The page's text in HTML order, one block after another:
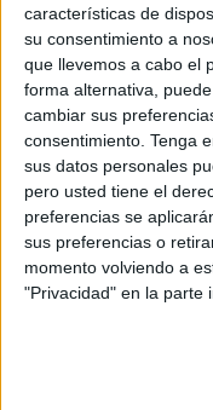
características de
su consentimiento a
que llevemos a cabo el
forma alternativa,
cambiar sus
consentimiento. Tenga
sus datos personales
pero usted tiene el
preferencias se
sus preferencias o
momento volviendo a
"Privacidad" en la parte
NUEVO
20 abril, 2017 by
comentario